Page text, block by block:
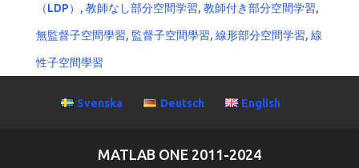
（LDP） , 教師なし部分空間学習, 教師付き部分空間学習,
無監督子空間學習, 監督子空間學習, 線形部分空間学習, 線
性子空間學習
Svenska Deutsch English
MATLAB ONE 2011-2024